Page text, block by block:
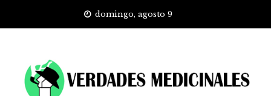
domingo, agosto 9